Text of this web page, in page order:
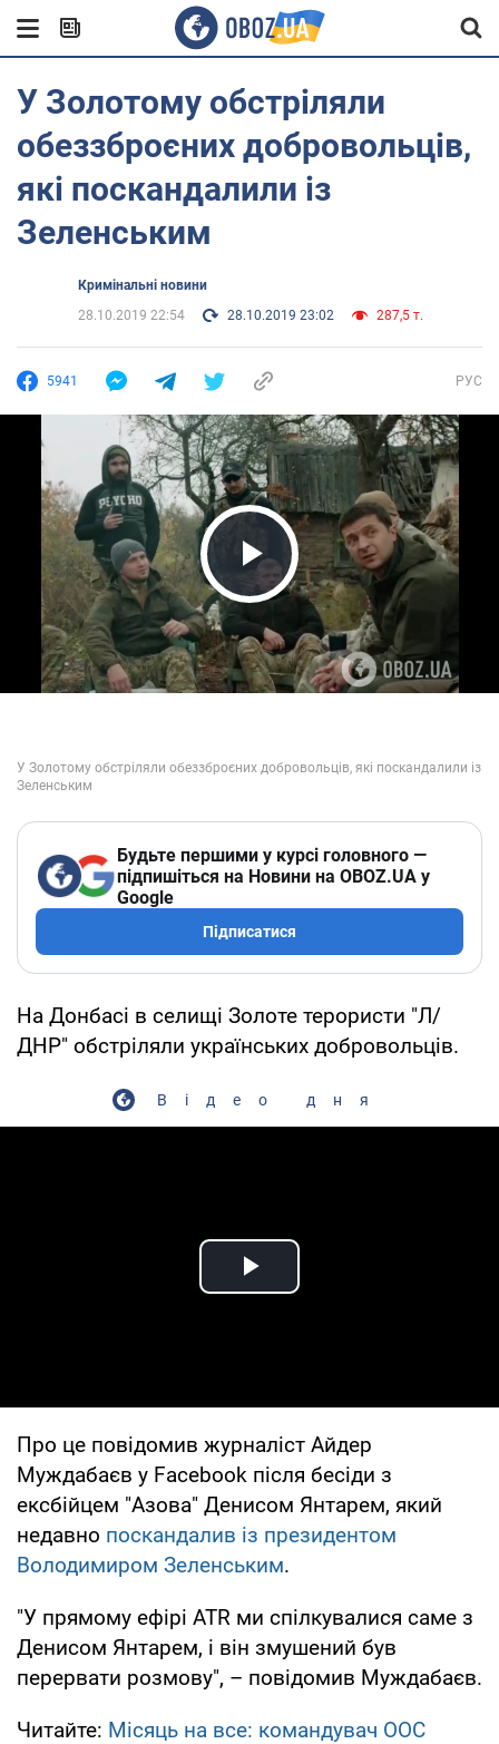
У Золотому обстріляли
обеззброєних добровольців,
які поскандалили із
Зеленським
Кримінальні новини
28.10.2019 22:54
28.10.2019 23:02 287,5 т.
5941 РУС
Play Video
Будьте першими у курсі головного —
підпишіться на Новини на OBOZ.UA у
Google
Підписатися
На Донбасі в селищі Золоте терористи "Л/
ДНР" обстріляли українських добровольців.
Відео дня
Play Video
Про це повідомив журналіст Айдер
Муждабаєв у Facebook після бесіди з
ексбійцем "Азова" Денисом Янтарем, який
недавно поскандалив із президентом
Володимиром Зеленським.
"У прямому ефірі ATR ми спілкувалися саме з
Денисом Янтарем, і він змушений був
перервати розмову", – повідомив Муждабаєв.
Читайте: Місяць на все: командувач ООС